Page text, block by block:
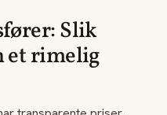
Slik
et rimelig